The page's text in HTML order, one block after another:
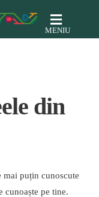
MENIU
din
mai puțin cunoscute
cunoaște pe tine.